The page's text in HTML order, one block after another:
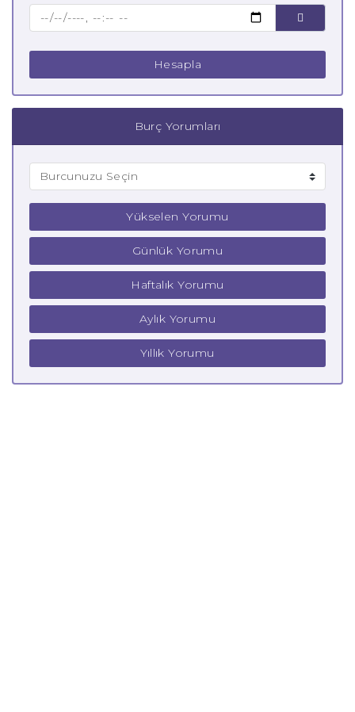
Hesapla
Burç Yorumları
Yükselen Yorumu
Günlük Yorumu
Haftalık Yorumu
Aylık Yorumu
Yıllık Yorumu